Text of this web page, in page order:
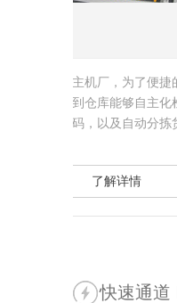
客户是国
总部生产基地
力，故考虑做
快速通道